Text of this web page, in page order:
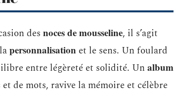
des noces de mousseline, il s’agit
personnalisation et le sens. Un foulard
entre légèreté et solidité. Unalbum
de mots, ravive la mémoire et célèbre